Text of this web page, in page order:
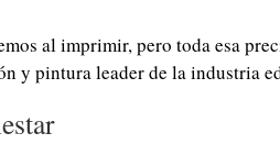
al imprimir, pero toda esa
y pintura leader de la industria